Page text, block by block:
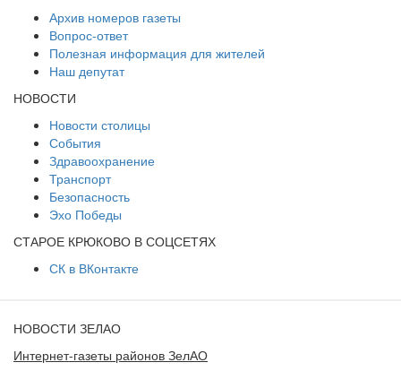
Архив номеров газеты
Вопрос-ответ
Полезная информация для жителей
Наш депутат
НОВОСТИ
Новости столицы
События
Здравоохранение
Транспорт
Безопасность
Эхо Победы
СТАРОЕ КРЮКОВО В СОЦСЕТЯХ
СК в ВКонтакте
НОВОСТИ ЗЕЛАО
Интернет-газеты районов ЗелАО